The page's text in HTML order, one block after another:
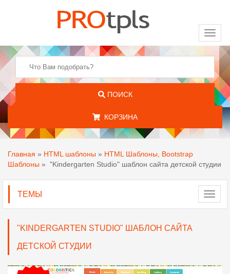
ПОИСК
КОРЗИНА
Главная » HTML шаблоны » HTML Шаблоны, Bootstrap
Шаблоны » "Kindergarten Studio" шаблон сайта детской студии
ТЕМЫ
"KINDERGARTEN STUDIO" ШАБЛОН САЙТА
ДЕТСКОЙ СТУДИИ